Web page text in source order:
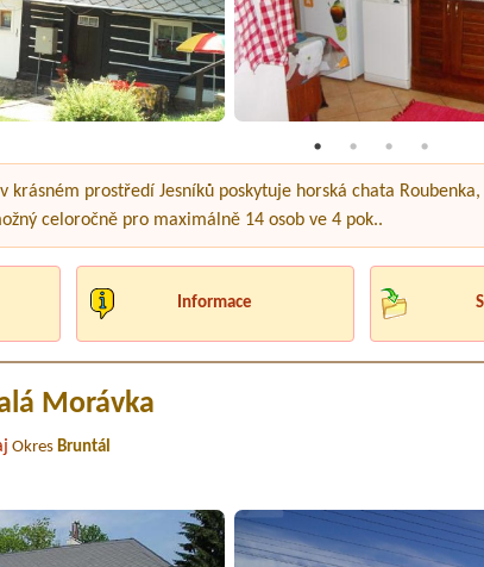
krásném prostředí Jesníků poskytuje horská chata
celoročně pro maximálně 14 osob ve 4 pok..
Informace
Morávka
Okres Bruntál